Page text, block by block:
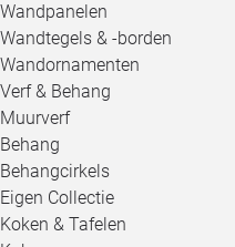
Wandpanelen
Wandtegels & -borden
Wandornamenten
Verf & Behang
Muurverf
Behang
Behangcirkels
Eigen Collectie
Koken & Tafelen